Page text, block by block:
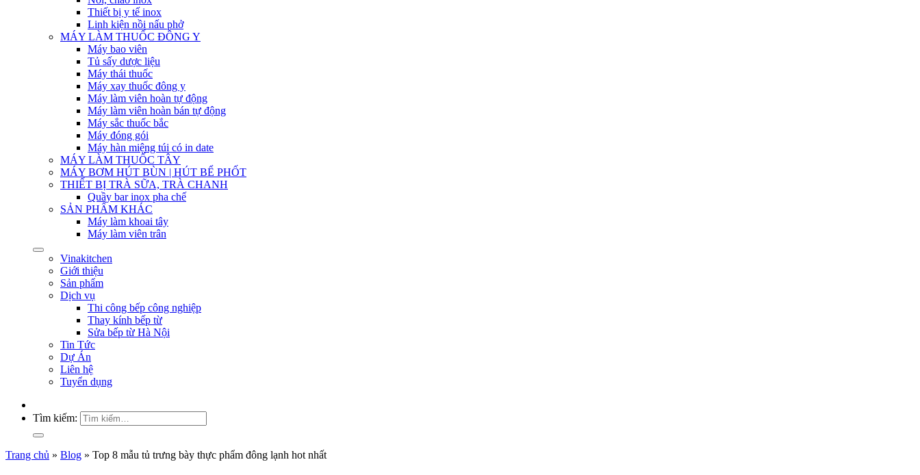
Thiết bị y tế inox
Linh kiện nồi nấu phở
MÁY LÀM THUỐC ĐÔNG Y
Máy bao viên
Tủ sấy dược liệu
Máy thái thuốc
Máy xay thuốc đông y
Máy làm viên hoàn tự động
Máy làm viên hoàn bán tự động
Máy sắc thuốc bắc
Máy đóng gói
Máy hàn miệng túi có in date
MÁY LÀM THUỐC TÂY
MÁY BƠM HÚT BÙN | HÚT BỂ PHỐT
THIẾT BỊ TRÀ SỮA, TRÀ CHANH
Quầy bar inox pha chế
SẢN PHẨM KHÁC
Máy làm khoai tây
Máy làm viên trân
Vinakitchen
Giới thiệu
Sản phẩm
Dịch vụ
Thi công bếp công nghiệp
Thay kính bếp từ
Sửa bếp từ Hà Nội
Tin Tức
Dự Án
Liên hệ
Tuyển dụng
Tìm kiếm:
Trang chủ » Blog » Top 8 mẫu tủ trưng bày thực phẩm đông lạnh hot nhất